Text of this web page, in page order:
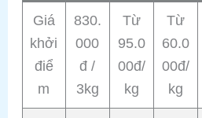
Giá
khởi
điể
m
830.
000
đ /
3kg
Từ
95.0
00đ/
kg
Từ
60.0
00đ/
kg